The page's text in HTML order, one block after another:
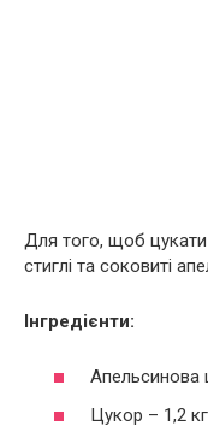
Для того, щоб цукати
стиглі та соковиті
Інгредієнти:
Апельсинова
Цукор – 1,2